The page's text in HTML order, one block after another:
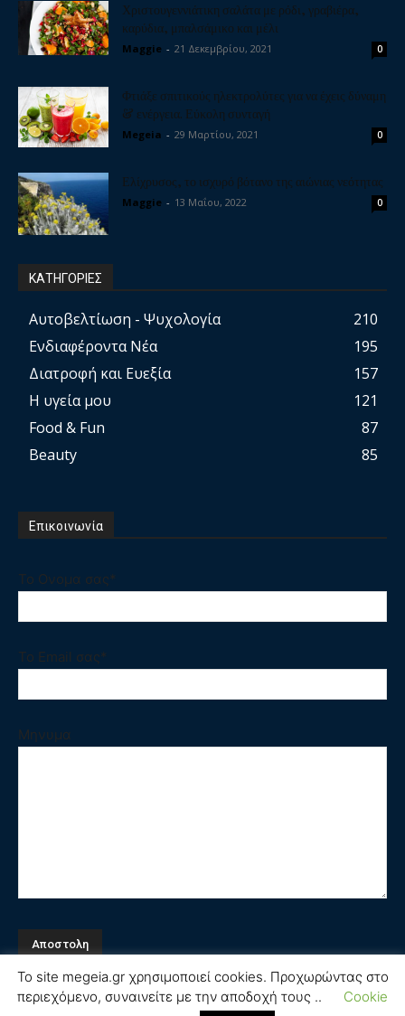
Χριστουγεννιάτικη σαλάτα με ρόδι, γραβιέρα,
καρύδια, μπαλσάμικο και μέλι
Maggie - 21 Δεκεμβρίου, 2021 0
Φτιάξε σπιτικούς ηλεκτρολύτες για να έχεις δύναμη
& ενέργεια. Εύκολη συνταγή
Megeia - 29 Μαρτίου, 2021 0
Ελίχρυσος, το ισχυρό βότανο της αιώνιας νεότητας
Maggie - 13 Μαΐου, 2022 0
ΚΑΤΗΓΟΡΙΕΣ
Αυτοβελτίωση - Ψυχολογία
210
Ενδιαφέροντα Νέα
195
Διατροφή και Ευεξία
157
Η υγεία μου
121
Food & Fun
87
Beauty
85
Επικοινωνία
Το Ονομα σας*
Το Email σας*
Μηνυμα
Το site megeia.gr χρησιμοποιεί cookies. Προχωρώντας στο
περιεχόμενο, συναινείτε με την αποδοχή τους ..
Cookie